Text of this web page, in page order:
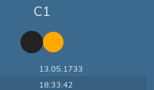
C1
13.05.1733
18:33:42